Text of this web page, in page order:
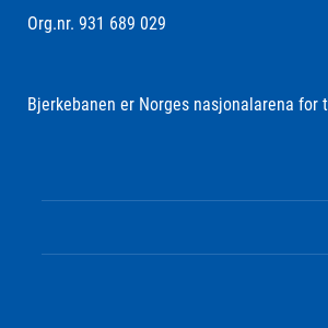
Org.nr. 931 689 029
Bjerkebanen er Norges nasjonalarena for